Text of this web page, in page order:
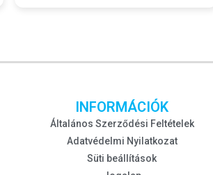
INFORMÁCIÓK
Általános Szerződési Feltételek
Adatvédelmi Nyilatkozat
Süti beállítások